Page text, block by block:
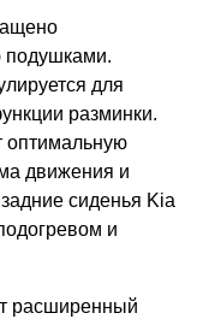
подушками.
для
разминки.
оптимальную
движения и
сиденья Kia
и
расширенный